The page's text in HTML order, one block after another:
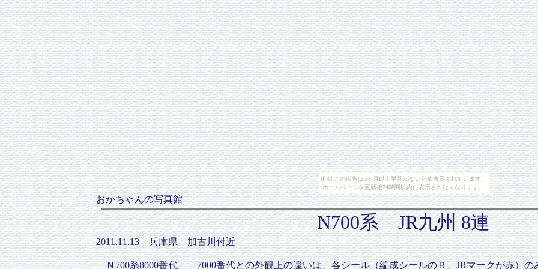
[PR] この広告は3ヶ月以上更新がないため表示されています。
ホームページを更新後24時間以内に表示されなくなります。
おかちゃんの写真館
N700系 JR九州 8連
2011.11.13 兵庫県 加古川付近
Ｎ700系8000番代 7000番代との外観上の違いは、各シール（編成シールのＲ、JRマークが赤）の